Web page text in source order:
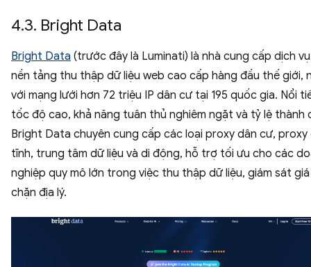
4.3. Bright Data
Bright Data (trước đây là Luminati) là nhà cung cấp dịch
nền tảng thu thập dữ liệu web cao cấp hàng đầu thế giới,
với mạng lưới hơn 72 triệu IP dân cư tại 195 quốc gia. Nổi
tốc độ cao, khả năng tuân thủ nghiêm ngặt và tỷ lệ thành
Bright Data chuyên cung cấp các loại proxy dân cư, proxy
tĩnh, trung tâm dữ liệu và di động, hỗ trợ tối ưu cho các
nghiệp quy mô lớn trong việc thu thập dữ liệu, giám sát
chặn địa lý.